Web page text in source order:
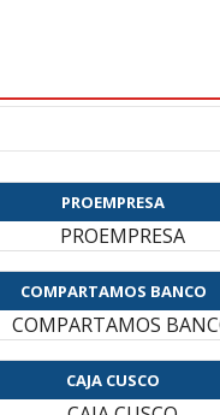
PROEMPRESA
COMPARTAMOS BANCO
CAJA CUSCO